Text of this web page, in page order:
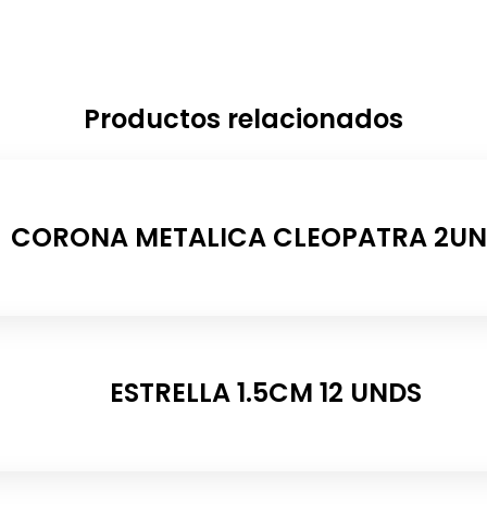
Productos relacionados
CORONA METALICA CLEOPATRA
ESTRELLA 1.5CM 12 UNDS